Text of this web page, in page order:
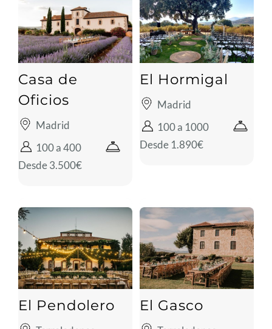
Casa de
Oficios
Madrid
100 a 400
Desde 3.500€
El Hormigal
Madrid
100 a 1000
Desde 1.890€
El Pendolero El Gasco